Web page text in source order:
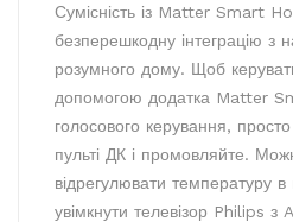
Сумісність із Matter Smart
безперешкодну інтеграцію
розумного дому. Щоб
допомогою додатка Matter
голосового керування,
пульті ДК і промовляйте.
відрегулювати температуру в
увімкнути телевізор Philips